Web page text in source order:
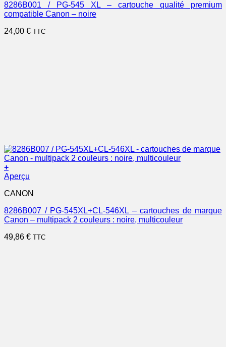
8286B001 / PG-545 XL – cartouche qualité premium
compatible Canon – noire
24,00 € TTC
+
Aperçu
CANON
8286B007 / PG-545XL+CL-546XL – cartouches de marque
Canon – multipack 2 couleurs : noire, multicouleur
49,86 € TTC